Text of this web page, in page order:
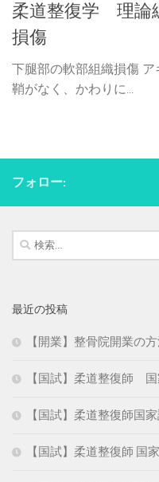
柔道整復学 理論
損傷
下腿部の軟部組織損傷
鞘がなく、かわりに...
フォロー:
検
索:
最近の投稿
【開業】整骨院開業の
【国試】柔道整復師
【国試】柔道整復師国
【国試】柔道整復師 国